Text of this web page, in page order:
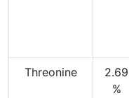
Threonine
2.69
%